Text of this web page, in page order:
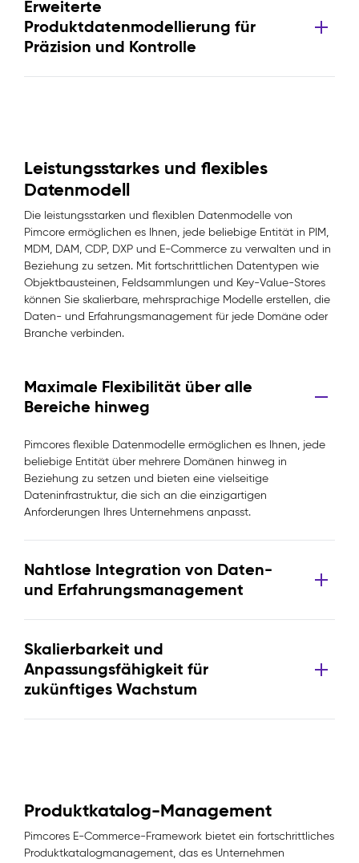
Erweiterte
Produktdatenmodellierung für
Präzision und Kontrolle
Leistungsstarkes und flexibles
Datenmodell
Die leistungsstarken und flexiblen Datenmodelle von
Pimcore ermöglichen es Ihnen, jede beliebige Entität in PIM,
MDM, DAM, CDP, DXP und E-Commerce zu verwalten und in
Beziehung zu setzen. Mit fortschrittlichen Datentypen wie
Objektbausteinen, Feldsammlungen und Key-Value-Stores
können Sie skalierbare, mehrsprachige Modelle erstellen, die
Daten- und Erfahrungsmanagement für jede Domäne oder
Branche verbinden.
Maximale Flexibilität über alle
Bereiche hinweg
Pimcores flexible Datenmodelle ermöglichen es Ihnen, jede
beliebige Entität über mehrere Domänen hinweg in
Beziehung zu setzen und bieten eine vielseitige
Dateninfrastruktur, die sich an die einzigartigen
Anforderungen Ihres Unternehmens anpasst.
Nahtlose Integration von Daten-
und Erfahrungsmanagement
Skalierbarkeit und
Anpassungsfähigkeit für
zukünftiges Wachstum
Produktkatalog-Management
Pimcores E-Commerce-Framework bietet ein fortschrittliches
Produktkatalogmanagement, das es Unternehmen